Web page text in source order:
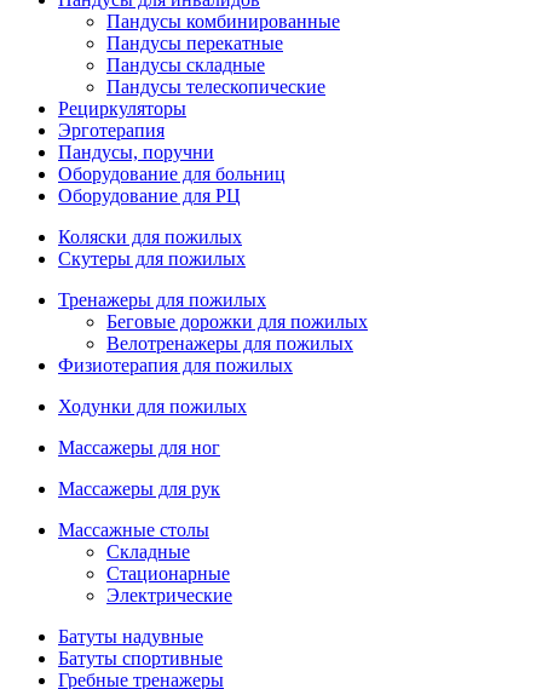
Пандусы комбинированные
Пандусы перекатные
Пандусы складные
Пандусы телескопические
Рециркуляторы
Эрготерапия
Пандусы, поручни
Оборудование для больниц
Оборудование для РЦ
Коляски для пожилых
Скутеры для пожилых
Тренажеры для пожилых
Беговые дорожки для пожилых
Велотренажеры для пожилых
Физиотерапия для пожилых
Ходунки для пожилых
Массажеры для ног
Массажеры для рук
Массажные столы
Складные
Стационарные
Электрические
Батуты надувные
Батуты спортивные
Гребные тренажеры